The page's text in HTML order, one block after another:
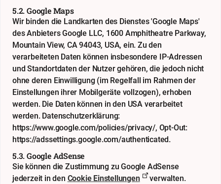
5.2. Google Maps
Wir binden die Landkarten des Dienstes 'Google Maps'
des Anbieters Google LLC, 1600 Amphitheatre Parkway,
Mountain View, CA 94043, USA, ein. Zu den
verarbeiteten Daten können insbesondere IP-Adressen
und Standortdaten der Nutzer gehören, die jedoch nicht
ohne deren Einwilligung (im Regelfall im Rahmen der
Einstellungen ihrer Mobilgeräte vollzogen), erhoben
werden. Die Daten können in den USA verarbeitet
werden. Datenschutzerklärung:
https://www.google.com/policies/privacy/, Opt-Out:
https://adssettings.google.com/authenticated.
5.3. Google AdSense
Sie können die Zustimmung zu Google AdSense
jederzeit in den Cookie Einstellungen
verwalten.